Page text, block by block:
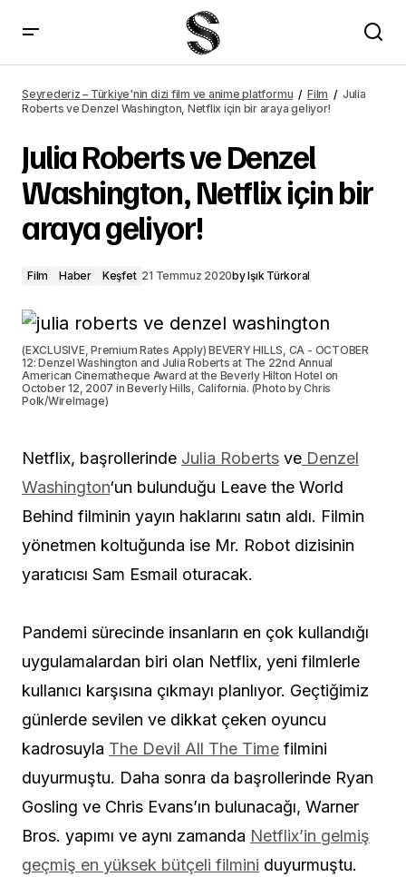
Seyrederiz
Seyrederiz – Türkiye'nin dizi film ve anime platformu Film
Julia
Roberts ve Denzel Washington, Netflix için bir araya geliyor!
Julia Roberts ve Denzel
Washington, Netflix için bir
araya geliyor!
Film Haber Keşfet 21 Temmuz 2020byIşık Türkoral
(EXCLUSIVE, Premium Rates Apply) BEVERY HILLS, CA - OCTOBER
12: Denzel Washington and Julia Roberts at The 22nd Annual
American Cinematheque Award at the Beverly Hilton Hotel on
October 12, 2007 in Beverly Hills, California. (Photo by Chris
Polk/WireImage)
Netflix, başrollerinde Julia Roberts ve Denzel
Washington‘un bulunduğu Leave the World
Behind filminin yayın haklarını satın aldı. Filmin
yönetmen koltuğunda ise Mr. Robot dizisinin
yaratıcısı Sam Esmail oturacak.
Pandemi sürecinde insanların en çok kullandığı
uygulamalardan biri olan Netflix, yeni filmlerle
kullanıcı karşısına çıkmayı planlıyor. Geçtiğimiz
günlerde sevilen ve dikkat çeken oyuncu
kadrosuyla The Devil All The Time filmini
duyurmuştu. Daha sonra da başrollerinde Ryan
Gosling ve Chris Evans’ın bulunacağı, Warner
Bros. yapımı ve aynı zamanda Netflix’in gelmiş
geçmiş en yüksek bütçeli filmini duyurmuştu.